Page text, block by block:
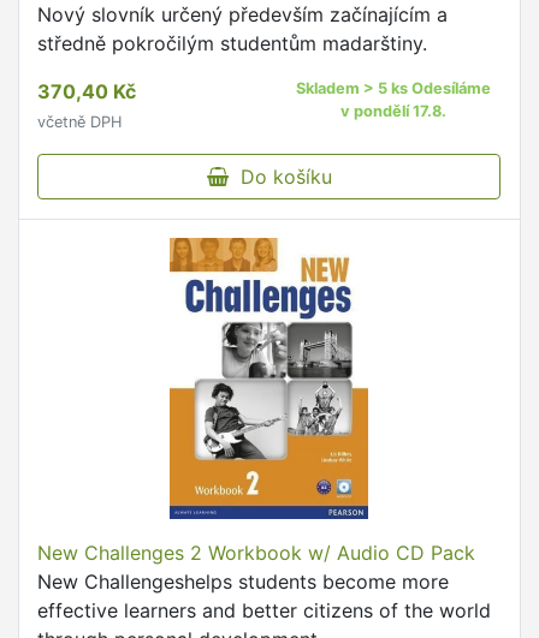
Nový slovník určený především začínajícím a
středně pokročilým studentům madarštiny.
370,40 Kč
včetně DPH
Skladem > 5 ks Odesíláme
v pondělí 17.8.
Do košíku
New Challenges 2 Workbook w/ Audio CD Pack
New Challengeshelps students become more
effective learners and better citizens of the world